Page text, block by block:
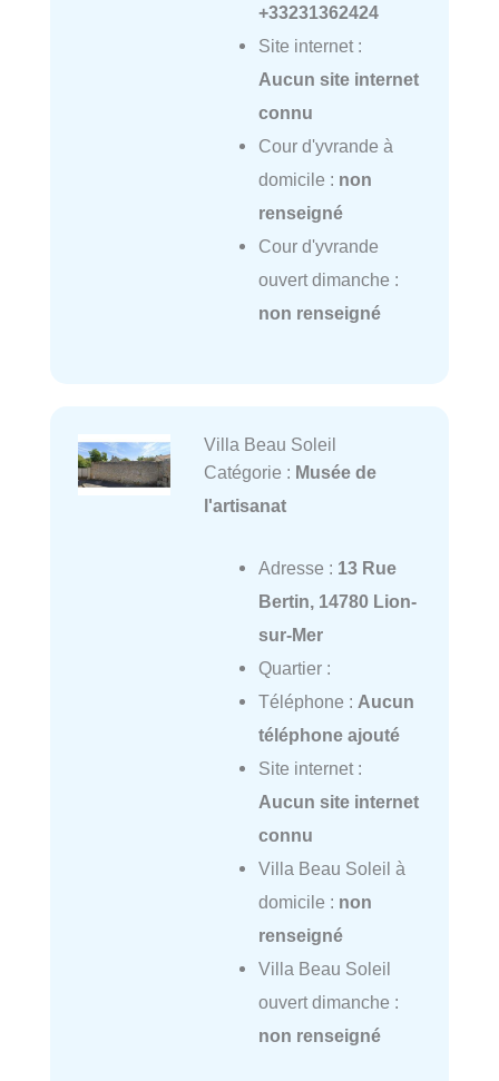
+33231362424
Site internet :
Aucun site internet
connu
Cour d'yvrande à
domicile : non
renseigné
Cour d'yvrande
ouvert dimanche :
non renseigné
Villa Beau Soleil
Catégorie : Musée de
l'artisanat
Adresse : 13 Rue
Bertin, 14780 Lion-
sur-Mer
Quartier :
Téléphone : Aucun
téléphone ajouté
Site internet :
Aucun site internet
connu
Villa Beau Soleil à
domicile : non
renseigné
Villa Beau Soleil
ouvert dimanche :
non renseigné